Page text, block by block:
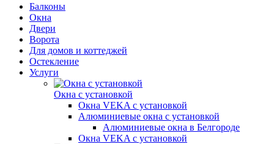
Балконы
Окна
Двери
Ворота
Для домов и коттеджей
Остекление
Услуги
Окна с установкой
Окна VEKA с установкой
Алюминиевые окна с установкой
Алюминиевые окна в Белгороде
Окна VEKA с установкой